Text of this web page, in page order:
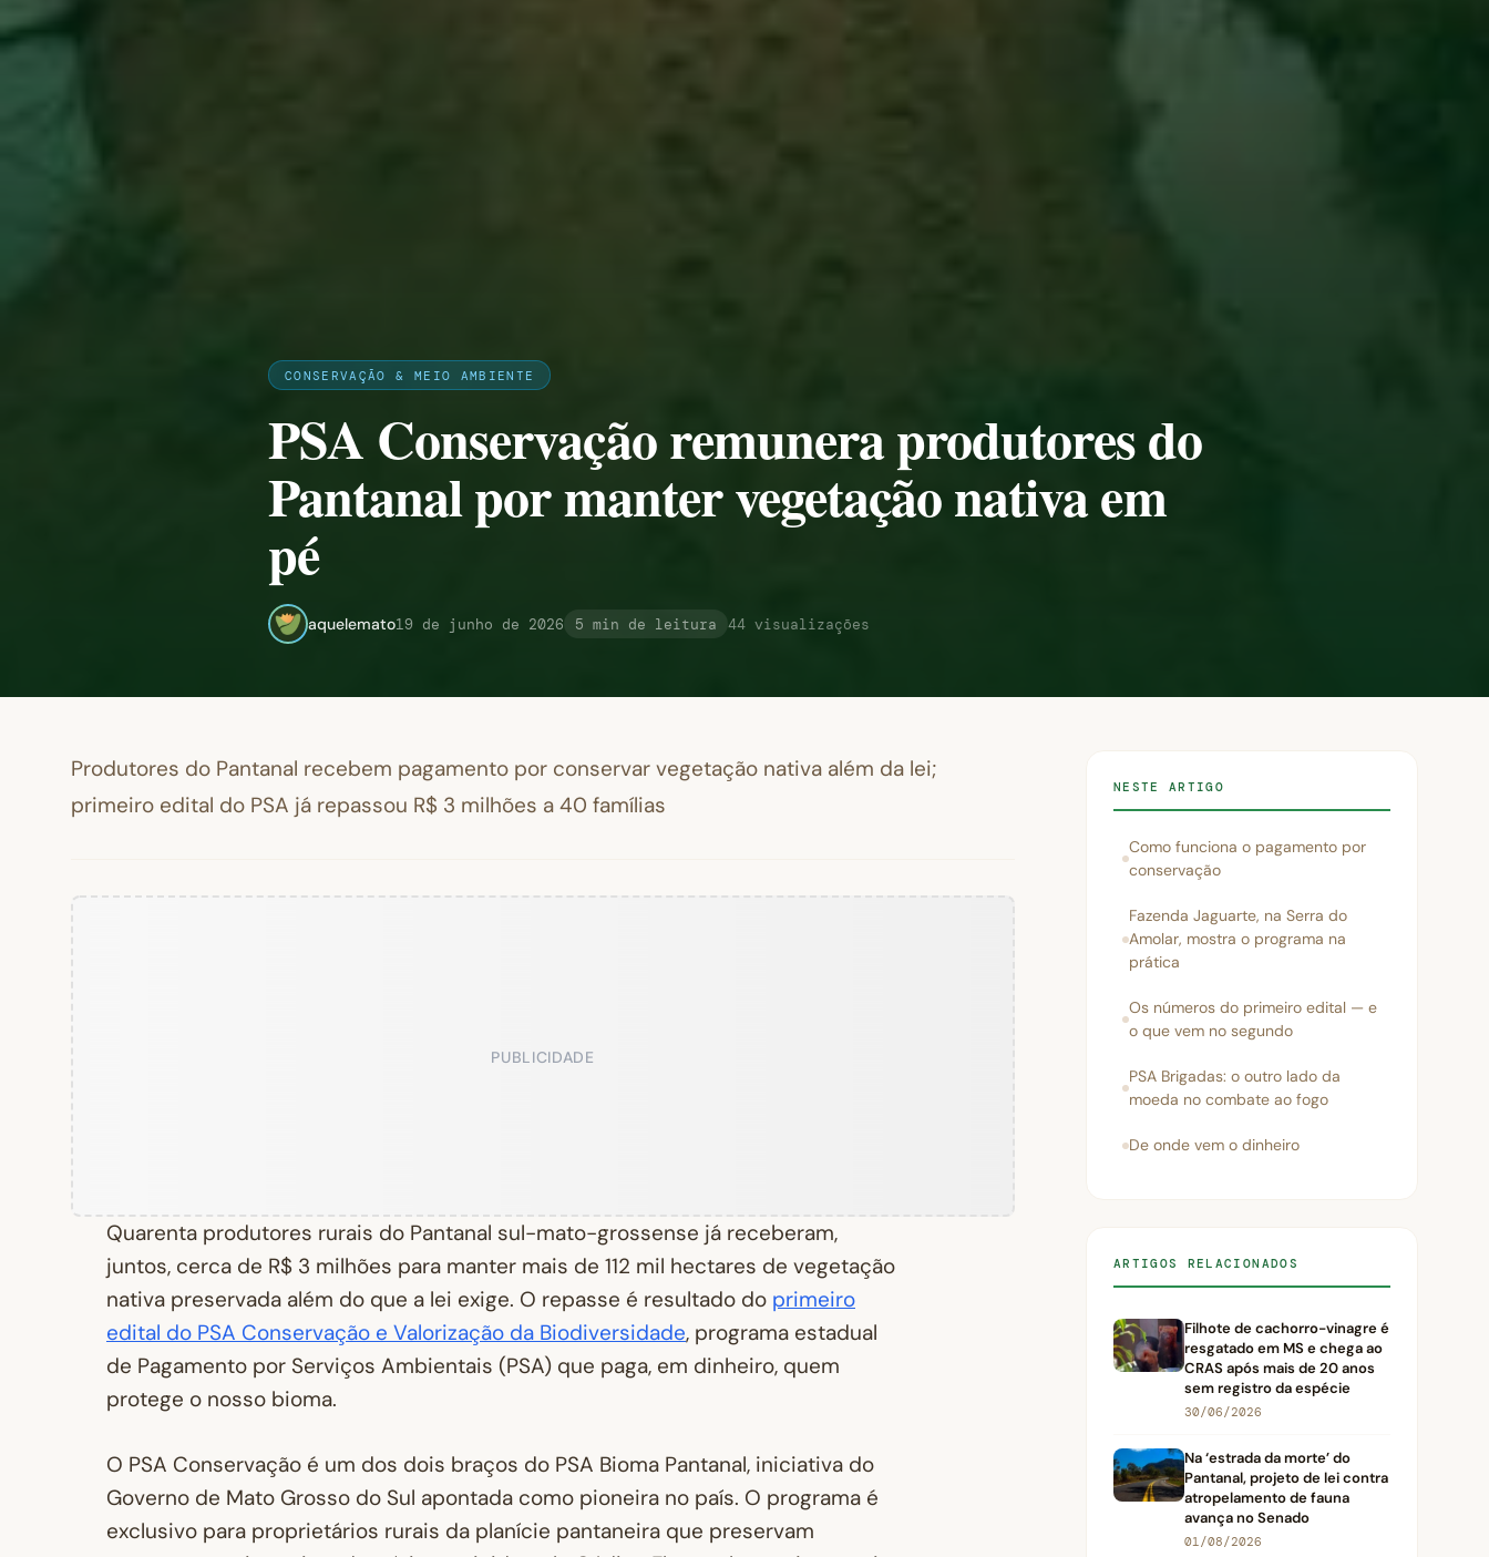
CONSERVAÇÃO & MEIO AMBIENTE
PSA Conservação remunera produtores do
Pantanal por manter vegetação nativa em
pé
aquelemato19 de junho de 2026 5 min de leitura 44 visualizações
Produtores do Pantanal recebem pagamento por conservar vegetação nativa além da lei;
primeiro edital do PSA já repassou R$ 3 milhões a 40 famílias
PUBLICIDADE
Quarenta produtores rurais do Pantanal sul-mato-grossense já receberam,
juntos, cerca de R$ 3 milhões para manter mais de 112 mil hectares de vegetação
nativa preservada além do que a lei exige. O repasse é resultado do primeiro
edital do PSA Conservação e Valorização da Biodiversidade, programa estadual
de Pagamento por Serviços Ambientais (PSA) que paga, em dinheiro, quem
protege o nosso bioma.
O PSA Conservação é um dos dois braços do PSA Bioma Pantanal, iniciativa do
Governo de Mato Grosso do Sul apontada como pioneira no país. O programa é
exclusivo para proprietários rurais da planície pantaneira que preservam
NESTE ARTIGO
Como funciona o pagamento por
conservação
Fazenda Jaguarte, na Serra do
Amolar, mostra o programa na
prática
Os números do primeiro edital — e
o que vem no segundo
PSA Brigadas: o outro lado da
moeda no combate ao fogo
De onde vem o dinheiro
ARTIGOS RELACIONADOS
Filhote de cachorro-vinagre é
resgatado em MS e chega ao
CRAS após mais de 20 anos
sem registro da espécie
30/06/2026
Na ‘estrada da morte’ do
Pantanal, projeto de lei contra
atropelamento de fauna
avança no Senado
01/08/2026